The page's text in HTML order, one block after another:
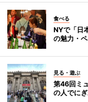
食べる
NYで「日
の魅力・
見る・遊ぶ
第46回ミ
の人でにぎ